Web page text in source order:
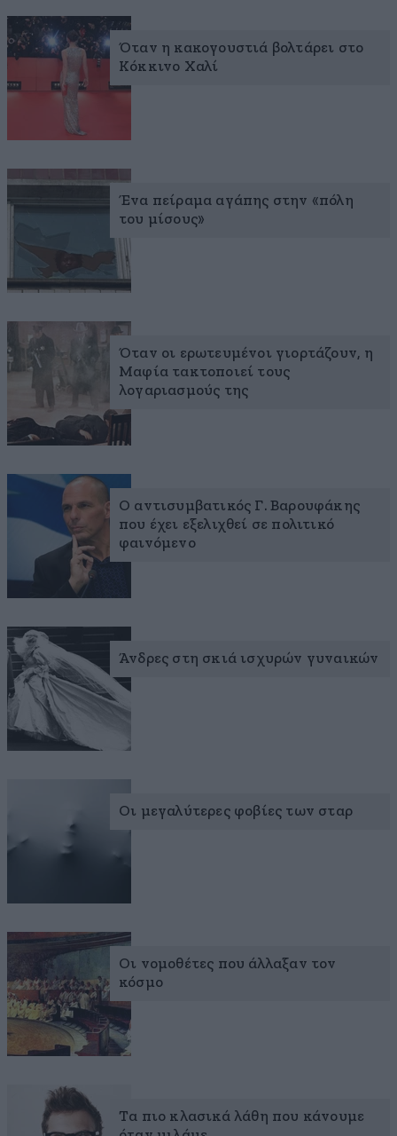
Όταν η κακογουστιά βολτάρει στο
Κόκκινο Χαλί
Ένα πείραμα αγάπης στην «πόλη
του μίσους»
Όταν οι ερωτευμένοι γιορτάζουν, η
Μαφία τακτοποιεί τους
λογαριασμούς της
Ο αντισυμβατικός Γ. Βαρουφάκης
που έχει εξελιχθεί σε πολιτικό
φαινόμενο
Άνδρες στη σκιά ισχυρών γυναικών
Οι μεγαλύτερες φοβίες των σταρ
Οι νομοθέτες που άλλαξαν τον
κόσμο
Τα πιο κλασικά λάθη που κάνουμε